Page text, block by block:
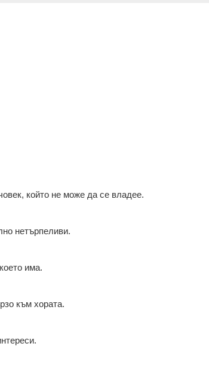
който не може да се владее.
нетърпеливи.
има.
към хората.